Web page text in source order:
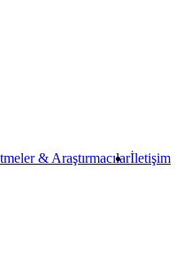
& Araştırmacılarİletişim